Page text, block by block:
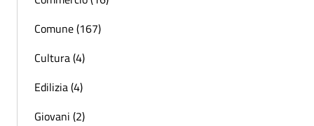
Comune (167)
Cultura (4)
Edilizia (4)
Giovani (2)